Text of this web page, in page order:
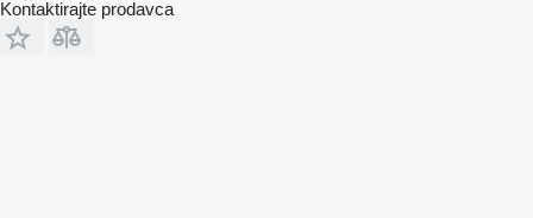
Kontaktirajte prodavca